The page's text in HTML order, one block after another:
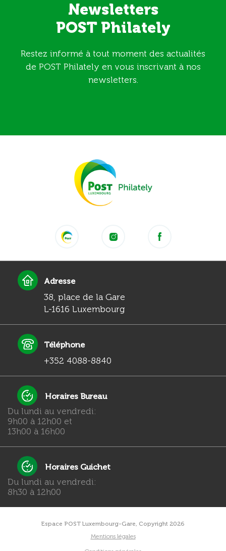
Newsletters
POST Philately
Restez informé à tout moment des actualités
de POST Philately en vous inscrivant à nos
newsletters.
Adresse
38, place de la Gare
L-1616 Luxembourg
Téléphone
+352 4088-8840
Horaires Bureau
Du lundi au vendredi:
9h00 à 12h00 et
13h00 à 16h00
Horaires Guichet
Du lundi au vendredi:
8h30 à 12h00